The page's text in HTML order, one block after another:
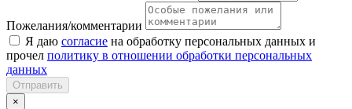
Пожелания/комментарии
Я даю согласие на обработку персональных данных и
прочел политику в отношении обработки персональных
данных
Отправить
×